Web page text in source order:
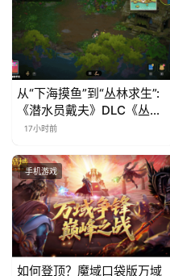
从“下海摸鱼”到“丛林求生”:
《潜水员戴夫》DLC《丛
林》移动端定档8月14日
17小时前
手机游戏
如何登顶？魔域口袋版万域